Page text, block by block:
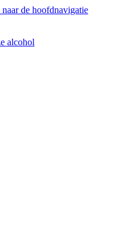
naar de hoofdnavigatie
alcohol